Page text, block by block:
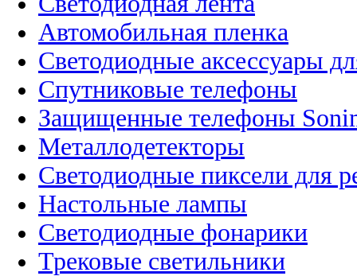
Автомобильная пленка
Светодиодные аксессуары
Спутниковые телефоны
Защищенные телефоны
Металлодетекторы
Светодиодные пиксели для
Настольные лампы
Светодиодные фонарики
Трековые светильники